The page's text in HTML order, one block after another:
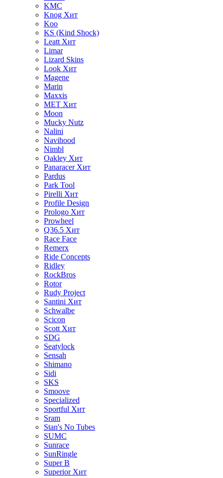
KMC
Knog Хит
Koo
KS (Kind Shock)
Leatt Хит
Limar
Lizard Skins
Look Хит
Magene
Marin
Maxxis
MET Хит
Moon
Mucky Nutz
Nalini
Navihood
Nimbl
Oakley Хит
Panaracer Хит
Pardus
Park Tool
Pirelli Хит
Profile Design
Prologo Хит
Prowheel
Q36.5 Хит
Race Face
Remerx
Ride Concepts
Ridley
RockBros
Rotor
Rudy Project
Santini Хит
Schwalbe
Scicon
Scott Хит
SDG
Seatylock
Sensah
Shimano
Sidi
SKS
Smoove
Specialized
Sportful Хит
Sram
Stan's No Tubes
SUMC
Sunrace
SunRingle
Super B
Superior Хит